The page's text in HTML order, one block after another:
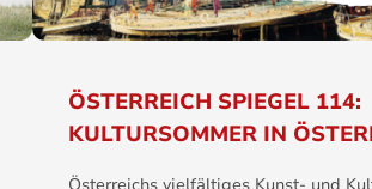
ÖSTERREICH SPIEGEL 114:
KULTURSOMMER IN